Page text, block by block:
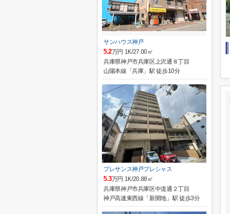
サンハウス神戸
5.2万円 1K/27.00㎡
兵庫県神戸市兵庫区上沢通８丁目
山陽本線「兵庫」駅 徒歩10分
プレサンス神戸プレシャス
5.3万円 1K/20.88㎡
兵庫県神戸市兵庫区中道通２丁目
神戸高速東西線「新開地」駅 徒歩3分